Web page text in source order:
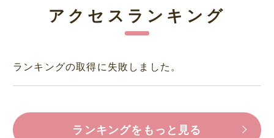
アクセスランキング
ランキングの取得に失敗しました。
ランキングをもっと見る